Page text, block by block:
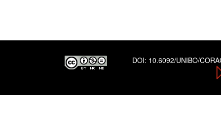
DOI: 10.6092/UNIBO/